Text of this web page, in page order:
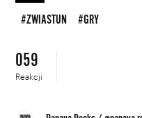
#ZWIASTUN #GRY
059
Reakcji